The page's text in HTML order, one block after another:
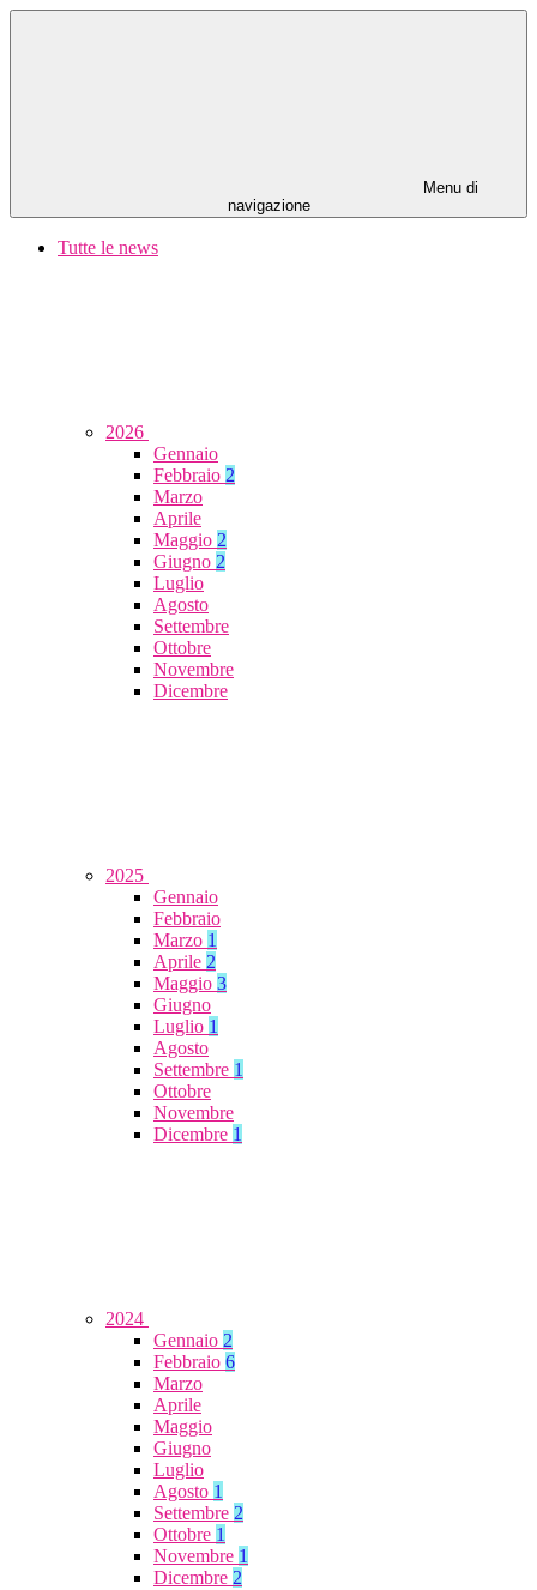
Menu di
navigazione
Tutte le news
2026
Gennaio
Febbraio 2
Marzo
Aprile
Maggio 2
Giugno 2
Luglio
Agosto
Settembre
Ottobre
Novembre
Dicembre
2025
Gennaio
Febbraio
Marzo 1
Aprile 2
Maggio 3
Giugno
Luglio 1
Agosto
Settembre 1
Ottobre
Novembre
Dicembre 1
2024
Gennaio 2
Febbraio 6
Marzo
Aprile
Maggio
Giugno
Luglio
Agosto 1
Settembre 2
Ottobre 1
Novembre 1
Dicembre 2